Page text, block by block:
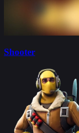
Shooter